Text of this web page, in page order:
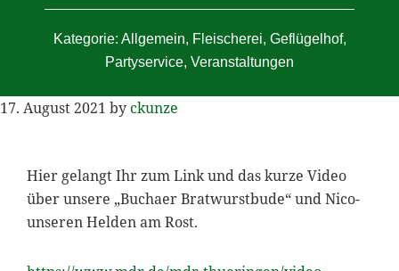
Kategorie: Allgemein, Fleischerei, Geflügelhof,
Partyservice, Veranstaltungen
17. August 2021 byckunze
Hier gelangt Ihr zum Link und das kurze Video
über unsere „Buchaer Bratwurstbude“ und Nico-
unseren Helden am Rost.